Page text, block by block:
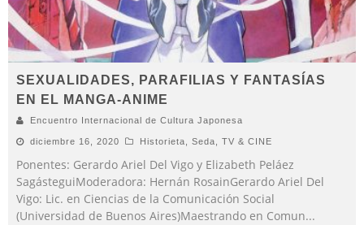
SEXUALIDADES, PARAFILIAS Y FANTASÍAS
EN EL MANGA-ANIME
Encuentro Internacional de Cultura Japonesa
diciembre 16, 2020 Historieta Seda TV & CINE
Ponentes: Gerardo Ariel Del Vigo y Elizabeth Peláez
SagásteguiModeradora: Hernán RosainGerardo Ariel Del
Vigo: Lic. en Ciencias de la Comunicación Social
(Universidad de Buenos Aires)Maestrando en Comun...